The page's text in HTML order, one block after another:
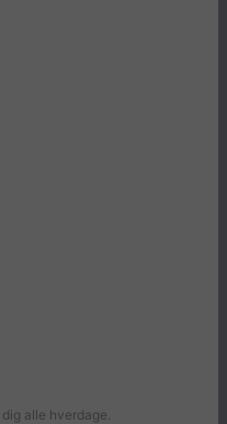
alle hverdage.